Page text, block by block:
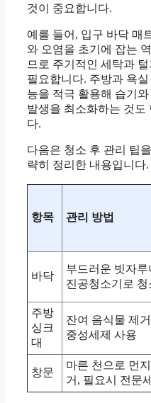
것이 중요합니다.
예를 들어, 입구 바닥 매
와 오염을 초기에 잡는
므로 주기적인 세탁과 털
필요합니다. 주방과 욕실
능을 적극 활용해 습기와
발생을 최소화하는 것도
다.
다음은 청소 후 관리 팁
략히 정리한 내용입니다.
항목 관리 방법
바닥
부드러운 빗자루
진공청소기로 청
주방
싱크
대
잔여 음식물 제
중성세제 사용
창문
마른 천으로 먼지
거, 필요시 전문